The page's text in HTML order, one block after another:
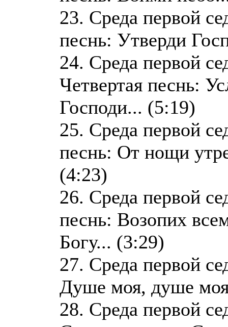
23. Среда первой
песнь: Утверди
24. Среда первой
Четвертая песнь:
Господи... (5:19)
25. Среда первой
песнь: От нощи
(4:23)
26. Среда первой
песнь: Возопих
Богу... (3:29)
27. Среда первой
Душе моя, душе
28. Среда первой